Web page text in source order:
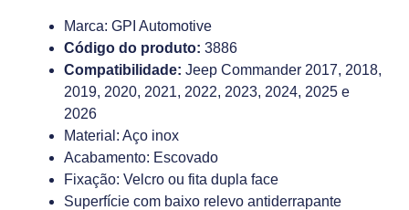
Marca: GPI Automotive
Código do produto: 3886
Compatibilidade: Jeep Commander 2017, 2018,
2019, 2020, 2021, 2022, 2023, 2024, 2025 e
2026
Material: Aço inox
Acabamento: Escovado
Fixação: Velcro ou fita dupla face
Superfície com baixo relevo antiderrapante